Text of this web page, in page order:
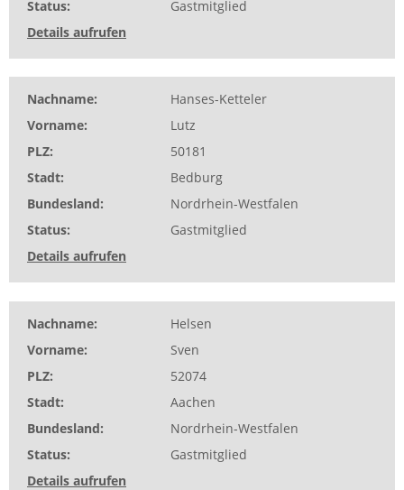
Status
Gastmitglied
Details aufrufen
Nachname
Hanses-Ketteler
Vorname
Lutz
PLZ
50181
Stadt
Bedburg
Bundesland
Nordrhein-Westfalen
Status
Gastmitglied
Details aufrufen
Nachname
Helsen
Vorname
Sven
PLZ
52074
Stadt
Aachen
Bundesland
Nordrhein-Westfalen
Status
Gastmitglied
Details aufrufen